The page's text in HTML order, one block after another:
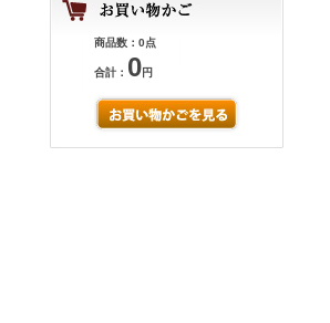
商品数：0点
合計： 0円